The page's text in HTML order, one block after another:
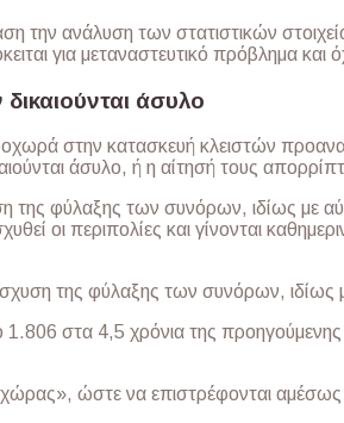
την ανάλυση των στατιστικών
για μεταναστευτικό πρόβλημα και
άσυλο
στην κατασκευή κλειστών
άσυλο, ή η αίτησή τους
της φύλαξης των συνόρων, ιδίως με
οι περιπολίες και γίνονται
της φύλαξης των συνόρων,
στα 4,5 χρόνια της
ώστε να επιστρέφονται